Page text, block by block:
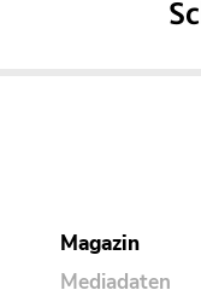
Magazin
Mediadaten